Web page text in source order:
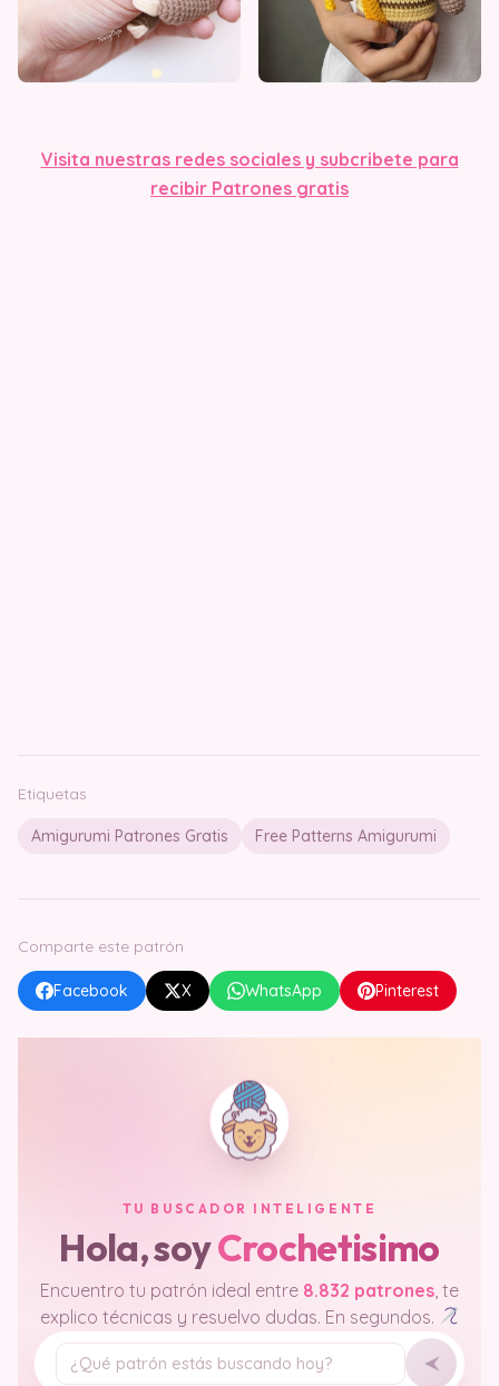
Visita nuestras redes sociales y subcribete para
recibir Patrones gratis
Etiquetas
Amigurumi Patrones Gratis Free Patterns Amigurumi
Comparte este patrón
Facebook X WhatsApp Pinterest
TU BUSCADOR INTELIGENTE
Hola, soyCrochetisimo
Encuentro tu patrón ideal entre 8.832 patrones , te
explico técnicas y resuelvo dudas. En segundos.
Tu pregunta